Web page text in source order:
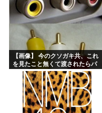
【画像】 今のクソガキ共、これ
を見たこと無くて渡されたらパ
ニクるらしいｗｗｗｗｗｗｗｗ
ｗｗｗｗｗ